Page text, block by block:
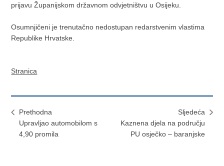
prijavu Županijskom državnom odvjetništvu u Osijeku.
Osumnjičeni je trenutačno nedostupan redarstvenim vlastima
Republike Hrvatske.
Stranica
Prethodna
Upravljao automobilom s
4,90 promila
Sljedeća
Kaznena djela na području
PU osječko – baranjske